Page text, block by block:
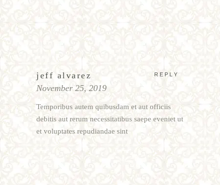
jeff alvarez REPLY
November 25, 2019
Temporibus autem quibusdam et aut officiis
debitis aut rerum necessitatibus saepe eveniet ut
et voluptates repudiandae sint